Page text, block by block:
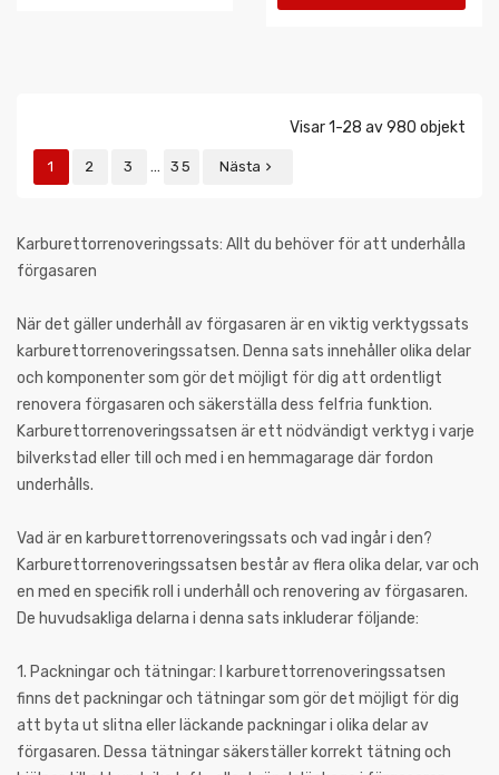
Visar 1-28 av 980 objekt
1 2 3 … 35 Nästa 
Karburettorrenoveringssats: Allt du behöver för att underhålla
förgasaren
När det gäller underhåll av förgasaren är en viktig verktygssats
karburettorrenoveringssatsen. Denna sats innehåller olika delar
och komponenter som gör det möjligt för dig att ordentligt
renovera förgasaren och säkerställa dess felfria funktion.
Karburettorrenoveringssatsen är ett nödvändigt verktyg i varje
bilverkstad eller till och med i en hemmagarage där fordon
underhålls.
Vad är en karburettorrenoveringssats och vad ingår i den?
Karburettorrenoveringssatsen består av flera olika delar, var och
en med en specifik roll i underhåll och renovering av förgasaren.
De huvudsakliga delarna i denna sats inkluderar följande:
1. Packningar och tätningar: I karburettorrenoveringssatsen
finns det packningar och tätningar som gör det möjligt för dig
att byta ut slitna eller läckande packningar i olika delar av
förgasaren. Dessa tätningar säkerställer korrekt tätning och